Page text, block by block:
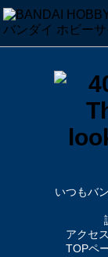
いつもバ
アクセ
TOPペ